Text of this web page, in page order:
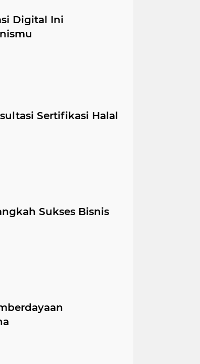
Digital Ini
Sertifikasi Halal
Sukses Bisnis